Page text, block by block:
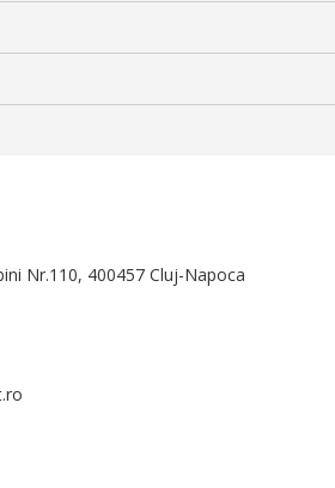
Nr.110, 400457 Cluj-Napoca